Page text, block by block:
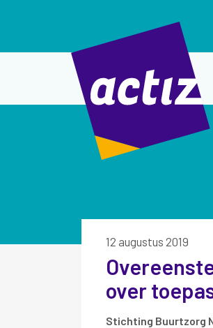
12 augustus 2019
Overeenstemming ActiZ en Buurtzorg
over
Stichting Buurtzorg